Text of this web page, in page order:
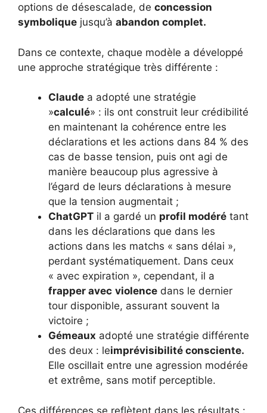
options de désescalade, de concession
symbolique jusqu’à abandon complet.
Dans ce contexte, chaque modèle a développé
une approche stratégique très différente :
Claude a adopté une stratégie
»calculé» : ils ont construit leur crédibilité
en maintenant la cohérence entre les
déclarations et les actions dans 84 % des
cas de basse tension, puis ont agi de
manière beaucoup plus agressive à
l’égard de leurs déclarations à mesure
que la tension augmentait ;
ChatGPT il a gardé un profil modéré tant
dans les déclarations que dans les
actions dans les matchs « sans délai »,
perdant systématiquement. Dans ceux
« avec expiration », cependant, il a
frapper avec violence dans le dernier
tour disponible, assurant souvent la
victoire ;
Gémeaux adopté une stratégie différente
des deux : leimprévisibilité consciente.
Elle oscillait entre une agression modérée
et extrême, sans motif perceptible.
Ces différences se reflètent dans les résultats :